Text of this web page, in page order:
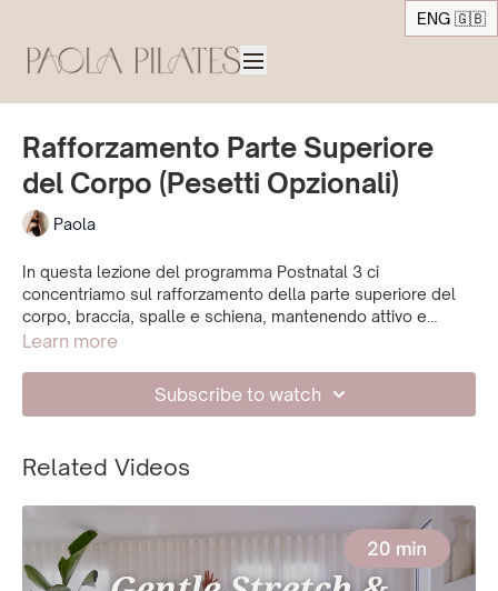
ENG 🇬🇧
Rafforzamento Parte Superiore
del Corpo (Pesetti Opzionali)
Paola
In questa lezione del programma Postnatal 3 ci
concentriamo sul rafforzamento della parte superiore del
corpo, braccia, spalle e schiena, mantenendo attivo e
stabile il core profondo. I movimenti restano a basso
pesetti leggeri per aumentare la sfida.
Learn more
Subscribe to watch
Related Videos